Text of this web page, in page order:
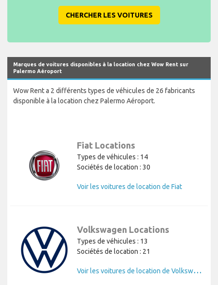
CHERCHER LES VOITURES
Marques de voitures disponibles à la location chez Wow Rent sur
Palermo Aéroport
Wow Rent a 2 différents types de véhicules de 26 fabricants
disponible à la location chez Palermo Aéroport.
Fiat Locations
Types de véhicules : 14
Sociétés de location : 30
Voir les voitures de location de Fiat
Volkswagen Locations
Types de véhicules : 13
Sociétés de location : 21
V
oir les voitures de location de Volkswagen